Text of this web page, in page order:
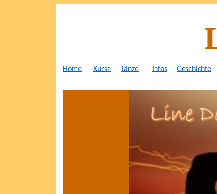
Home Kurse Tänze Infos Geschichte